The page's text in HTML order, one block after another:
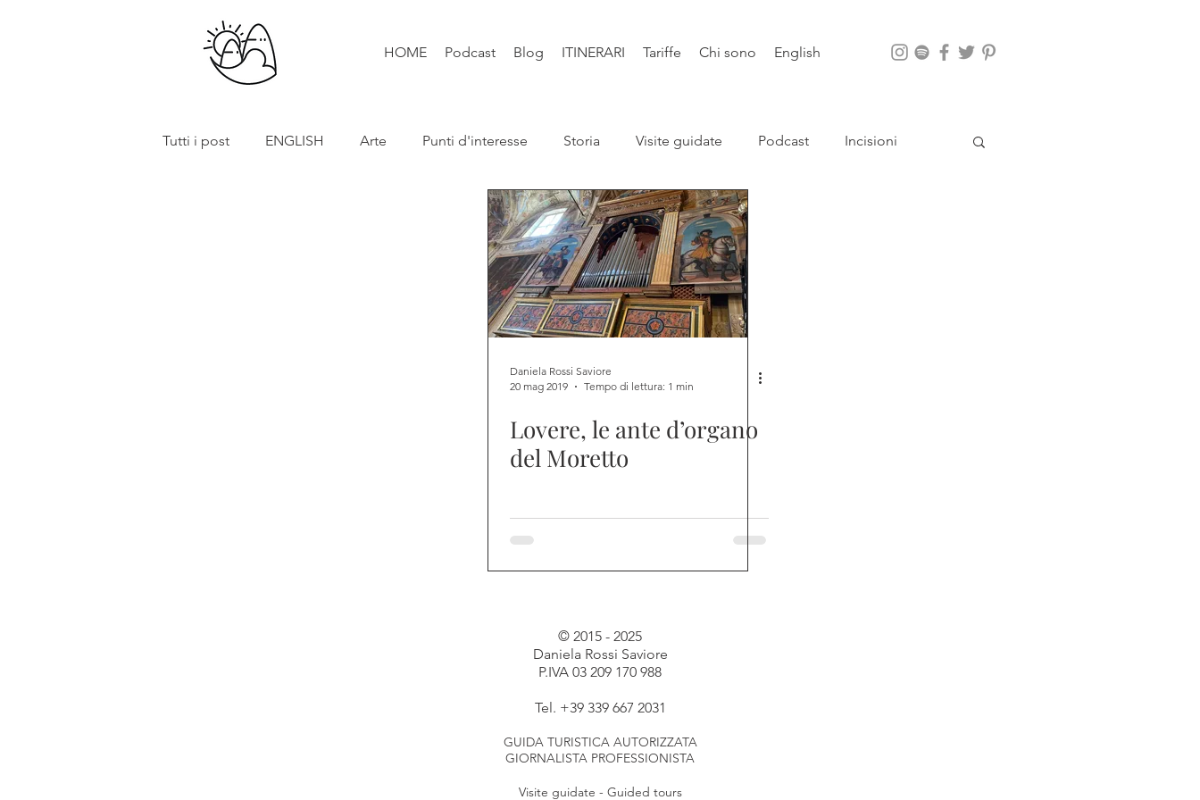
HOME Podcast Blog ITINERARI Tariffe Chi sono English
Tutti i post ENGLISH Arte Punti d'interesse Storia Visite guidate Podcast Incisioni
Santi e Bibbia Video Natura
Daniela Rossi Saviore
20 mag 2019
Tempo di lettura: 1 min
Lovere, le ante d’organo
del Moretto
© 2015 - 2025
Daniela Rossi Saviore
P.IVA 03 209 170 988
Tel. +39 339 667 2031
GUIDA TURISTICA AUTORIZZATA
GIORNALISTA PROFESSIONISTA
Visite guidate - Guided tours